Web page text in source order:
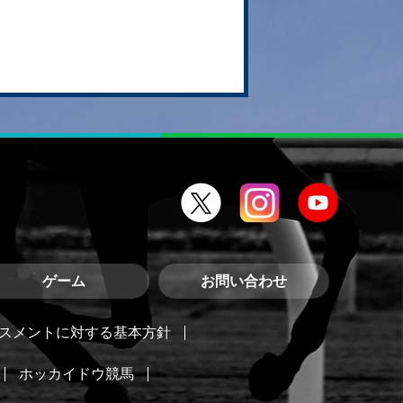
ゲーム お問い合わせ
メントに対する基本方針
ホッカイドウ競馬